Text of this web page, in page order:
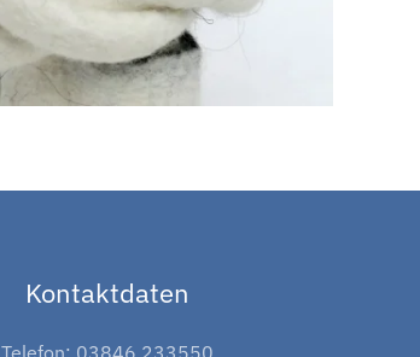
Kontaktdaten